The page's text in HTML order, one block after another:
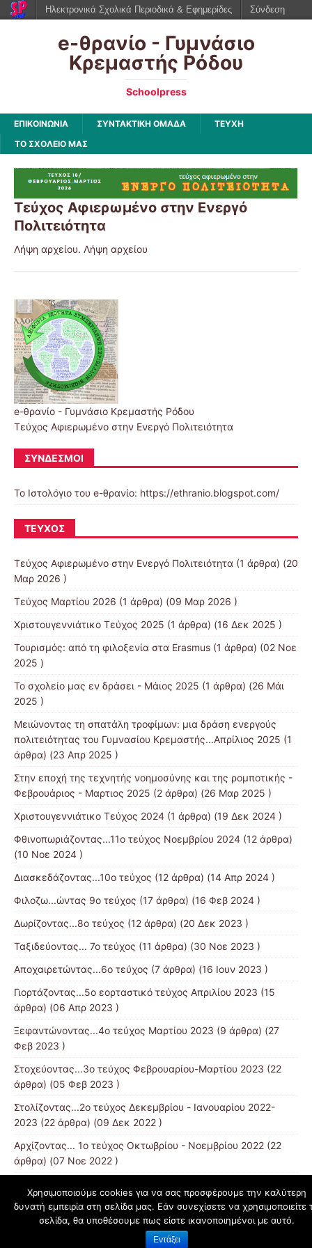
e-θρανίο - Γυμνάσιο
Κρεμαστής Ρόδου
Schoolpress
ΕΠΙΚΟΙΝΩΝΙΑ ΣΥΝΤΑΚΤΙΚΗ ΟΜΑΔΑ
ΤΕΥΧΗ
ΤΟ ΣΧΟΛΕΙΟ ΜΑΣ
Τεύχος Αφιερωμένο στην Ενεργό
Πολιτειότητα
Λήψη αρχείου. Λήψη αρχείου
e-θρανίο - Γυμνάσιο Κρεμαστής Ρόδου
Τεύχος Αφιερωμένο στην Ενεργό Πολιτειότητα
ΣΎΝΔΕΣΜΟΙ
Το Ιστολόγιο του e-θρανίο: https://ethranio.blogspot.com/
ΤΕΎΧΟΣ
Τεύχος Αφιερωμένο στην Ενεργό Πολιτειότητα (1 άρθρα) (20
Μαρ 2026 )
Τεύχος Μαρτίου 2026 (1 άρθρα) (09 Μαρ 2026 )
Χριστουγεννιάτικο Τεύχος 2025 (1 άρθρα) (16 Δεκ 2025 )
Τουρισμός: από τη φιλοξενία στα Erasmus (1 άρθρα) (02 Νοε
2025 )
Το σχολείο μας εν δράσει - Μάιος 2025 (1 άρθρα) (26 Μάι
2025 )
Μειώνοντας τη σπατάλη τροφίμων: μια δράση ενεργούς
πολιτειότητας του Γυμνασίου Κρεμαστής...Απρίλιος 2025 (1
άρθρα) (23 Απρ 2025 )
Στην εποχή της τεχνητής νοημοσύνης και της ρομποτικής -
Φεβρουάριος - Μαρτιος 2025 (2 άρθρα) (26 Μαρ 2025 )
Χριστουγεννιάτικο Τεύχος 2024 (1 άρθρα) (19 Δεκ 2024 )
Φθινοπωριάζοντας...11ο τεύχος Νοεμβρίου 2024 (12 άρθρα)
(10 Νοε 2024 )
Διασκεδάζοντας...10ο τεύχος (12 άρθρα) (14 Απρ 2024 )
Φιλοζω...ώντας 9ο τεύχος (17 άρθρα) (16 Φεβ 2024 )
Δωρίζοντας...8ο τεύχος (12 άρθρα) (20 Δεκ 2023 )
Ταξιδεύοντας... 7ο τεύχος (11 άρθρα) (30 Νοε 2023 )
Αποχαιρετώντας...6ο τεύχος (7 άρθρα) (16 Ιουν 2023 )
Γιορτάζοντας...5ο εορταστικό τεύχος Απριλίου 2023 (15
άρθρα) (06 Απρ 2023 )
Ξεφαντώνοντας...4ο τεύχος Μαρτίου 2023 (9 άρθρα) (27
Φεβ 2023 )
Στοχεύοντας...3ο τεύχος Φεβρουαρίου-Μαρτίου 2023 (22
άρθρα) (05 Φεβ 2023 )
Στολίζοντας...2ο τεύχος Δεκεμβρίου - Ιανουαρίου 2022-
2023 (22 άρθρα) (09 Δεκ 2022 )
Αρχίζοντας... 1ο τεύχος Οκτωβρίου - Νοεμβρίου 2022 (22
άρθρα) (07 Νοε 2022 )
schoolpress.sch.gr
Όροι Χρήσης schoolpress.sch.gr|Δήλωση προσβασιμότητας
Ηλεκτρονικά Σχολικά Περιοδικά & Εφημερίδες Σύνδεση
Χρησιμοποιούμε cookies για να σας προσφέρουμε την καλύτερη
δυνατή εμπειρία στη σελίδα μας. Εάν συνεχίσετε να χρησιμοποιείτε
σελίδα, θα υποθέσουμε πως είστε ικανοποιημένοι με αυτό.
Εντάξει